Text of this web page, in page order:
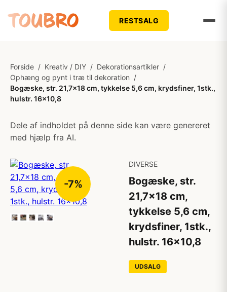
RESTSALG
Forside / Kreativ / DIY / Dekorationsartikler /
Ophæng og pynt i træ til dekoration /
Bogæske, str. 21,7x18 cm, tykkelse 5,6 cm, krydsfiner, 1stk.,
hulstr. 16x10,8
Dele af indholdet på denne side kan være genereret
med hjælp fra AI.
-7%
DIVERSE
Bogæske, str.
21,7x18 cm,
tykkelse 5,6 cm,
krydsfiner, 1stk.,
hulstr. 16x10,8
UDSALG